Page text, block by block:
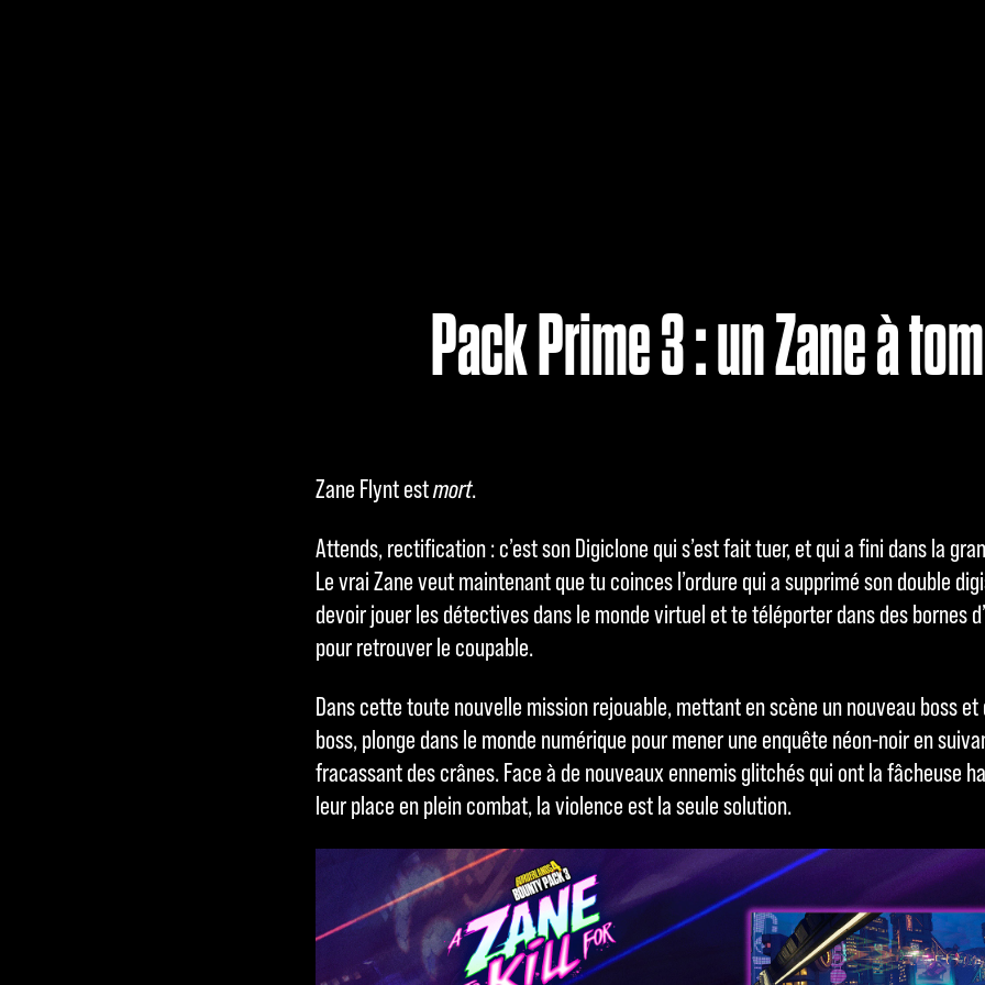
& Play
En cliquant
acceptez la
confidentialité
de YouTubeet
le transfert de
données vers
de Google.
Pack Prime 3 : un Zane à
Zane Flynt estmort.
Attends, rectification : c’est son Digiclone qui s’est fait tuer, et qui a fini dans la
Le vrai Zane veut maintenant que tu coinces l’ordure qui a supprimé son double
devoir jouer les détectives dans le monde virtuel et te téléporter dans des bornes
pour retrouver le coupable.
Dans cette toute nouvelle mission rejouable, mettant en scène un nouveau boss
boss, plonge dans le monde numérique pour mener une enquête néon-noir en
fracassant des crânes. Face à de nouveaux ennemis glitchés qui ont la fâcheuse
leur place en plein combat, la violence est la seule solution.